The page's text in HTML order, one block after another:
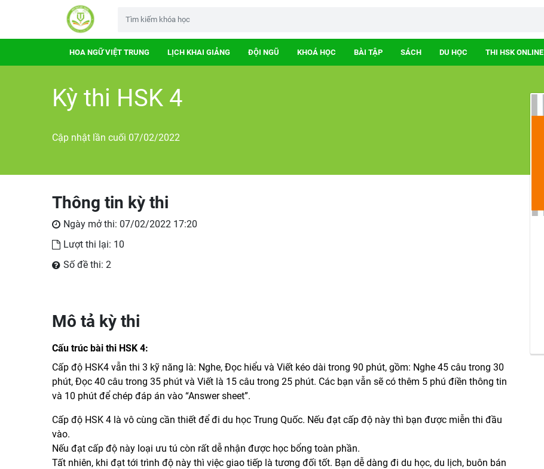
HOA NGỮ VIỆT TRUNG LỊCH KHAI GIẢNG ĐỘI NGŨ KHOÁ HỌC BÀI TẬP SÁCH DU HỌC THI HSK ONLINE
Kỳ thi HSK 4
Cập nhật lần cuối 07/02/2022
Thông tin kỳ thi
Ngày mở thi: 07/02/2022 17:20
Lượt thi lại: 10
Số đề thi: 2
Mô tả kỳ thi
Cấu trúc bài thi HSK 4:
Cấp độ HSK4 vẫn thi 3 kỹ năng là: Nghe, Đọc hiểu và Viết kéo dài trong 90 phút, gồm: Nghe 45 câu trong 30
phút, Đọc 40 câu trong 35 phút và Viết là 15 câu trong 25 phút. Các bạn vẫn sẽ có thêm 5 phú điền thông tin
và 10 phút để chép đáp án vào “Answer sheet”.
Cấp độ HSK 4 là vô cùng cần thiết để đi du học Trung Quốc. Nếu đạt cấp độ này thì bạn được miễn thi đầu
vào.
Nếu đạt cấp độ này loại ưu tú còn rất dễ nhận được học bổng toàn phần.
Tất nhiên, khi đạt tới trình độ này thì việc giao tiếp là tương đối tốt. Bạn dễ dàng đi du học, du lịch, buôn bán